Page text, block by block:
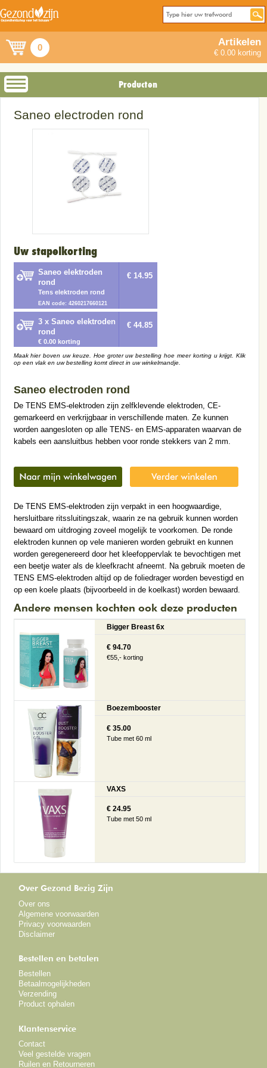
0 Artikelen
€ 0.00 korting
Producten
Saneo electroden rond
Uw stapelkorting
Saneo elektroden
rond
Tens elektroden rond
EAN code: 4260217660121
€ 14.95
3 x Saneo elektroden
rond
€ 0.00 korting
€ 44.85
Maak hier boven uw keuze. Hoe groter uw bestelling hoe meer korting u krijgt. Klik
op een vlak en uw bestelling komt direct in uw winkelmandje.
Saneo electroden rond
De TENS EMS-elektroden zijn zelfklevende elektroden, CE-
gemarkeerd en verkrijgbaar in verschillende maten. Ze kunnen
worden aangesloten op alle TENS- en EMS-apparaten waarvan de
kabels een aansluitbus hebben voor ronde stekkers van 2 mm.
De TENS EMS-elektroden zijn verpakt in een hoogwaardige,
hersluitbare ritssluitingszak, waarin ze na gebruik kunnen worden
bewaard om uitdroging zoveel mogelijk te voorkomen. De ronde
elektroden kunnen op vele manieren worden gebruikt en kunnen
worden geregenereerd door het kleefoppervlak te bevochtigen met
een beetje water als de kleefkracht afneemt. Na gebruik moeten de
TENS EMS-elektroden altijd op de foliedrager worden bevestigd en
op een koele plaats (bijvoorbeeld in de koelkast) worden bewaard.
Andere mensen kochten ook deze producten
Bigger Breast 6x
€ 94.70
€55,- korting
Boezembooster
€ 35.00
Tube met 60 ml
VAXS
€ 24.95
Tube met 50 ml
Over Gezond Bezig Zijn
Over ons
Algemene voorwaarden
Privacy voorwaarden
Disclaimer
Bestellen en betalen
Bestellen
Betaalmogelijkheden
Verzending
Product ophalen
Klantenservice
Contact
Veel gestelde vragen
Ruilen en Retourneren